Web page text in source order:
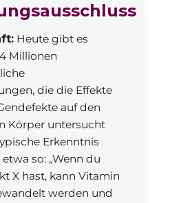
Heute gibt es
Millionen
die die Effekte
auf den
Körper untersucht
Erkenntnis
so: „Wenn du
X hast, kann Vitamin
werden und